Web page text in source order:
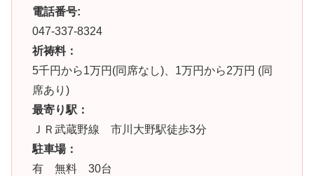
電話番号:
047-337-8324
祈祷料：
5千円から1万円(同席なし)、1万円から2万円 (同
席あり)
最寄り駅：
ＪＲ武蔵野線 市川大野駅徒歩3分
駐車場：
有 無料 30台